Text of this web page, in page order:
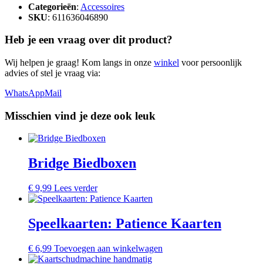
Categorieën: Accessoires
SKU: 611636046890
Heb je een vraag over dit product?
Wij helpen je graag! Kom langs in onze winkel voor persoonlijk
advies of stel je vraag via:
WhatsAppMail
Misschien vind je deze ook leuk
Bridge Biedboxen
€ 9,99 Lees verder
Speelkaarten: Patience Kaarten
€ 6,99 Toevoegen aan winkelwagen